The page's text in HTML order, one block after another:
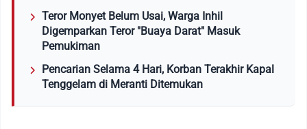
Teror Monyet Belum Usai, Warga Inhil
Digemparkan Teror "Buaya Darat" Masuk
Pemukiman
Pencarian Selama 4 Hari, Korban Terakhir Kapal
Tenggelam di Meranti Ditemukan